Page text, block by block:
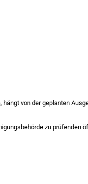
von der geplanten
zu prüfenden